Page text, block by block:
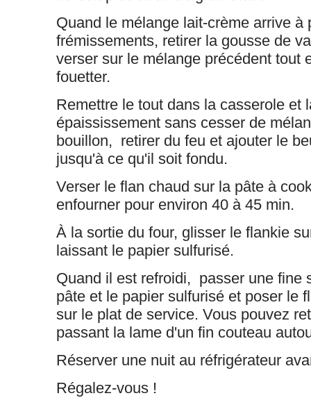
Quand le mélange lait-crème arrive à
frémissements, retirer la gousse de
verser sur le mélange précédent tout
fouetter.
Remettre le tout dans la casserole et
épaississement sans cesser de
bouillon, retirer du feu et ajouter le
jusqu'à ce qu'il soit fondu.
Verser le flan chaud sur la pâte à
enfourner pour environ 40 à 45 min.
À la sortie du four, glisser le flankie
laissant le papier sulfurisé.
Quand il est refroidi, passer une fine
pâte et le papier sulfurisé et poser le
sur le plat de service. Vous pouvez
passant la lame d'un fin couteau
Réserver une nuit au réfrigérateur
Régalez-vous !